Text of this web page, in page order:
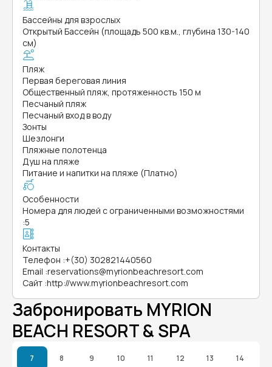
Бассейны для взрослых
Открытый Бассейн (площадь 500 кв.м., глубина 130-140
см)
Пляж
Первая береговая линия
Общественный пляж, протяженность 150 м
Песчаный пляж
Песчаный вход в воду
Зонты
Шезлонги
Пляжные полотенца
Душ на пляже
Питание и напитки на пляже (Платно)
Особенности
Номера для людей с ограниченными возможностями
:5
Контакты
Телефон :+(30) 302821440560
Email :reservations@myrionbeachresort.com
Сайт :http://www.myrionbeachresort.com
Забронировать MYRION
BEACH RESORT & SPA
7 8 9 10 11 12 13 14